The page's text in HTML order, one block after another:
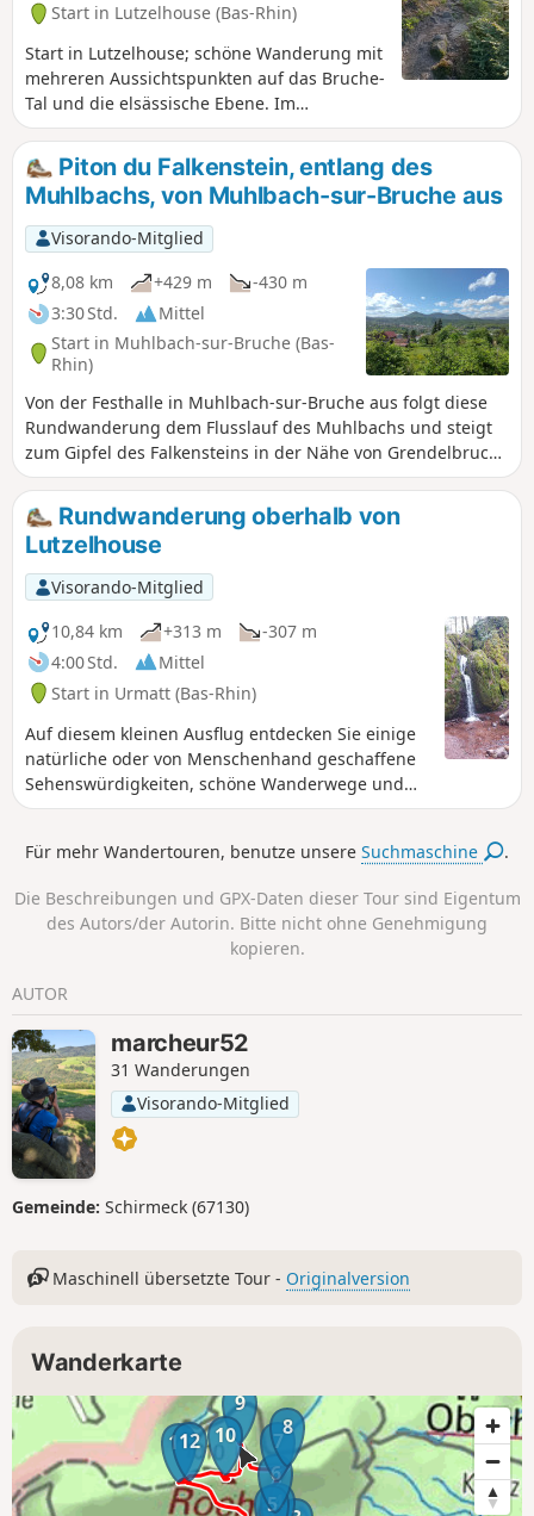
Start in Lutzelhouse (Bas-Rhin)
Start in Lutzelhouse; schöne Wanderung mit
mehreren Aussichtspunkten auf das Bruche-
Tal und die elsässische Ebene. Im
Frühling/Sommer/Herbst zu unternehmen.
Im Winter müssen Sie in den Höhenlagen
Schneeschuhe mitnehmen.
Piton du Falkenstein, entlang des
Muhlbachs, von Muhlbach-sur-Bruche aus
Visorando-Mitglied
8,08 km
+429 m
-430 m
3:30 Std.
Mittel
Start in Muhlbach-sur-Bruche (Bas-
Rhin)
Von der Festhalle in Muhlbach-sur-Bruche aus folgt diese
Rundwanderung dem Flusslauf des Muhlbachs und steigt
zum Gipfel des Falkensteins in der Nähe von Grendelbruch
hinauf. Mit mehreren Aussichtspunkten und dem sanften
Plätschern des Wassers ist dies eine ideale Wanderung, um
das Bruche-Tal zu entdecken oder wiederzuentdecken.
Rundwanderung oberhalb von
Lutzelhouse
Visorando-Mitglied
10,84 km
+313 m
-307 m
4:00 Std.
Mittel
Start in Urmatt (Bas-Rhin)
Auf diesem kleinen Ausflug entdecken Sie einige
natürliche oder von Menschenhand geschaffene
Sehenswürdigkeiten, schöne Wanderwege und
bemerkenswerte Bäume. Am besten bei schönem
Für mehr Wandertouren, benutze unsereSuchmaschine .
Die Beschreibungen und GPX-Daten dieser Tour sind Eigentum
des Autors/der Autorin. Bitte nicht ohne Genehmigung
kopieren.
AUTOR
marcheur52
31 Wanderungen
Visorando-Mitglied
Gemeinde: Schirmeck (67130)
Maschinell übersetzte Tour - Originalversion
Wanderkarte
4
5
6
7
8
9
10
1112